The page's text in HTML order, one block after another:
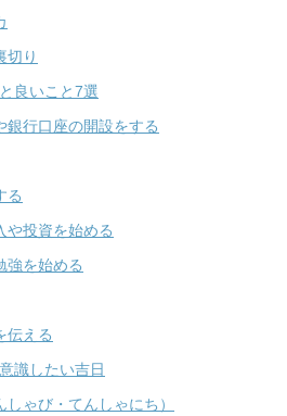
切り
良いこと7選
銀行口座の開設をする
る
や投資を始める
強を始める
伝える
識したい吉日
しゃび・てんしゃにち）